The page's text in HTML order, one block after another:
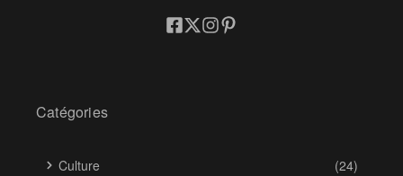
Catégories
Culture (24)